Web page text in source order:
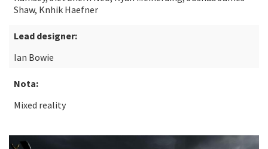
Shaw, Knhik Haefner
Lead designer:
Ian Bowie
Nota:
Mixed reality